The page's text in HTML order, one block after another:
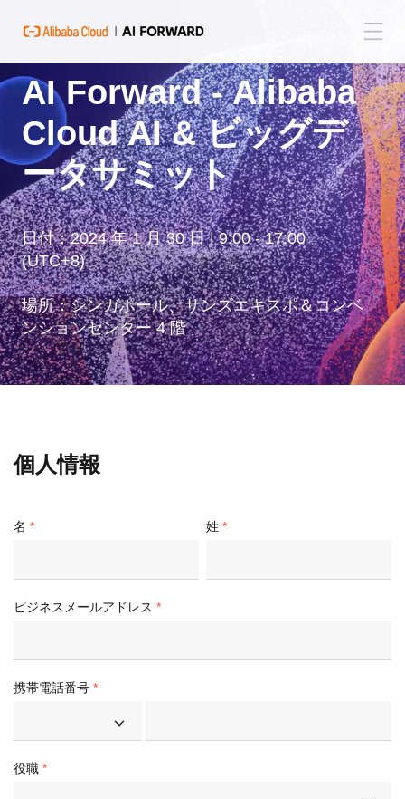
AI Forward - Alibaba
Cloud AI & ビッグデ
ータサミット
日付：2024 年 1 月 30 日 | 9:00 - 17:00
(UTC+8)
場所：シンガポール、サンズエキスポ＆コンベ
ンションセンター 4 階
個人情報
名 姓
ビジネスメールアドレス
携帯電話番号
役職